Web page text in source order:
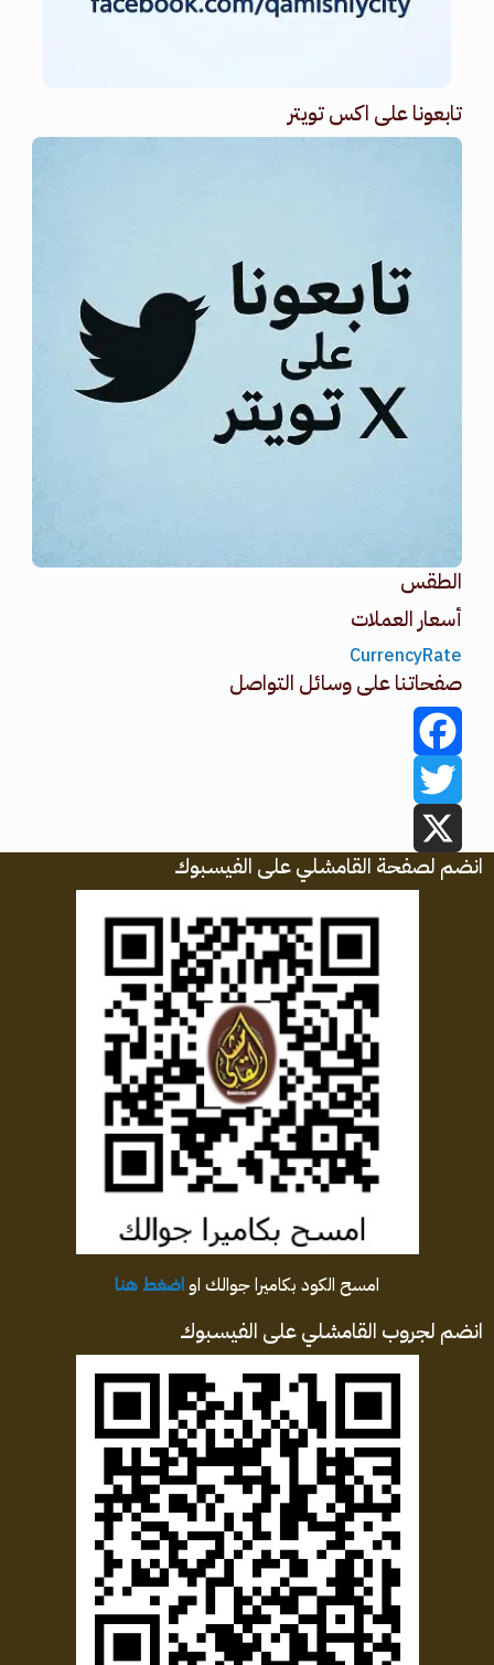
تابعونا على اكس تويتر
الطقس
أسعار العملات
CurrencyRate
صفحاتنا على وسائل التواصل
Facebook
Twitter
X
انضم لصفحة القامشلي على الفيسبوك
امسح الكود بكاميرا جوالك اواضغط هنا
انضم لجروب القامشلي على الفيسبوك